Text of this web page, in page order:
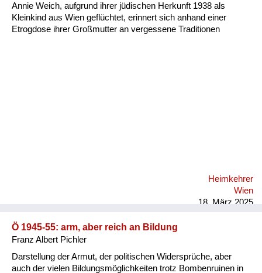
Annie Weich, aufgrund ihrer jüdischen Herkunft 1938 als
Kleinkind aus Wien geflüchtet, erinnert sich anhand einer
Etrogdose ihrer Großmutter an vergessene Traditionen
Heimkehrer
Wien
18. März 2025
Ö 1945-55: arm, aber reich an Bildung
Franz Albert Pichler
Darstellung der Armut, der politischen Widersprüche, aber
auch der vielen Bildungsmöglichkeiten trotz Bombenruinen in